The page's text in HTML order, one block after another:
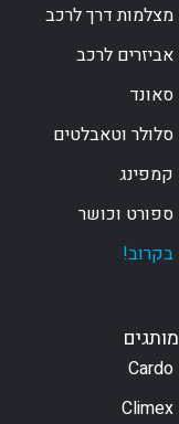
מצלמות דרך לרכב
אביזרים לרכב
סאונד
סלולר וטאבלטים
קמפינג
ספורט וכושר
בקרוב!
מותגים
Cardo
Climex